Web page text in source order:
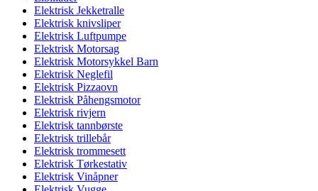
Elektrisk Jekketralle
Elektrisk knivsliper
Elektrisk Luftpumpe
Elektrisk Motorsag
Elektrisk Motorsykkel Barn
Elektrisk Neglefil
Elektrisk Pizzaovn
Elektrisk Påhengsmotor
Elektrisk rivjern
Elektrisk tannbørste
Elektrisk trillebår
Elektrisk trommesett
Elektrisk Tørkestativ
Elektrisk Vinåpner